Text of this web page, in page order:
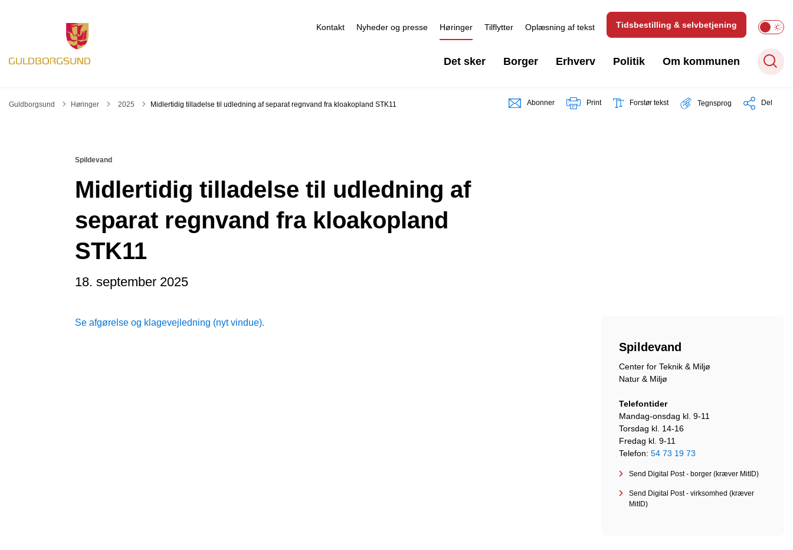
Kontakt Nyheder og presse Høringer Tilflytter Oplæsning af tekst Tidsbestilling & selvbetjening
Det sker Borger Erhverv Politik Om kommunen
Guldborgsund Høringer Tilbage til
2025 Midlertidig tilladelse til udledning af separat regnvand fra kloakopland STK11 Abonner Print Forstør tekst Tegnsprog Del
Spildevand
Midlertidig tilladelse til udledning af
separat regnvand fra kloakopland
STK11
18. september 2025
Se afgørelse og klagevejledning (nyt vindue).
Spildevand
Center for Teknik & Miljø
Natur & Miljø
Telefontider
Mandag-onsdag kl. 9-11
Torsdag kl. 14-16
Fredag kl. 9-11
Telefon:54 73 19 73
Send Digital Post - borger (kræver MitID)
Send Digital Post - virksomhed (kræver
MitID)